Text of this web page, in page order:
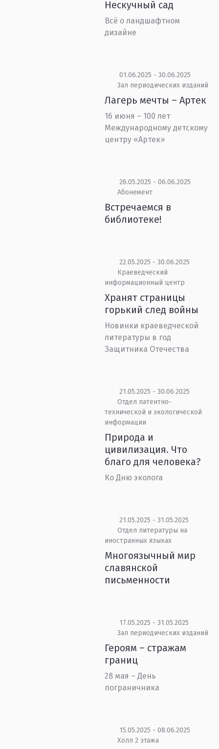
Нескучный сад
Всё о ландшафтном
дизайне
01.06.2025 - 30.06.2025
Зал периодических изданий
Лагерь мечты – Артек
16 июня – 100 лет
Международному детскому
центру «Артек»
26.05.2025 - 06.06.2025
Абонемент
Встречаемся в
библиотеке!
22.05.2025 - 30.06.2025
Краеведческий
информационный центр
Хранят страницы
горький след войны
Новинки краеведческой
литературы в год
Защитника Отечества
21.05.2025 - 30.06.2025
Отдел патентно-
технической и экологической
информации
Природа и
цивилизация. Что
благо для человека?
Ко Дню эколога
21.05.2025 - 31.05.2025
Отдел литературы на
иностранных языках
Многоязычный мир
славянской
письменности
17.05.2025 - 31.05.2025
Зал периодических изданий
Героям – стражам
границ
28 мая – День
пограничника
15.05.2025 - 08.06.2025
Холл 2 этажа